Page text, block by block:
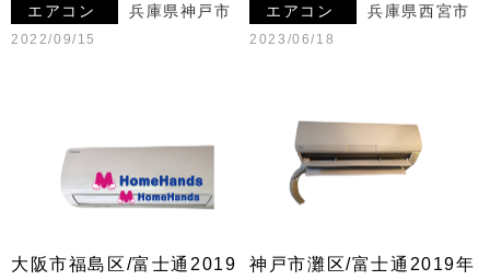
エアコン 兵庫県神戸市
2022/09/15
エアコン 兵庫県西宮市
2023/06/18
大阪市福島区/富士通2019
神戸市灘区/富士通2019年